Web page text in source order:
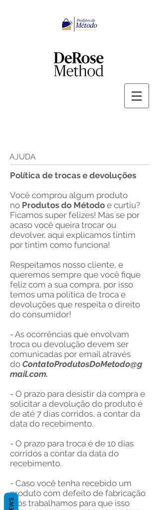
AJUDA
Política de trocas e devoluções
Você comprou algum produto
no Produtos do Método e curtiu?
Ficamos super felizes! Mas se por
acaso você queira trocar ou
devolver, aqui explicamos tintim
por tintim como funciona!
Respeitamos nosso cliente, e
queremos sempre que você fique
feliz com a sua compra, por isso
temos uma política de troca e
devoluções que respeita o direito
do consumidor!
- As ocorrências que envolvam
troca ou devolução devem ser
comunicadas por email através
do ContatoProdutosDoMetodo@g
mail.com.
- O prazo para desistir da compra e
solicitar a devolução do produto é
de até 7 dias corridos, a contar da
data do recebimento.
- O prazo para troca é de 10 dias
corridos a contar da data do
recebimento.
- Caso você tenha recebido um
produto com defeito de fabricação
(nós trabalhamos para que isso